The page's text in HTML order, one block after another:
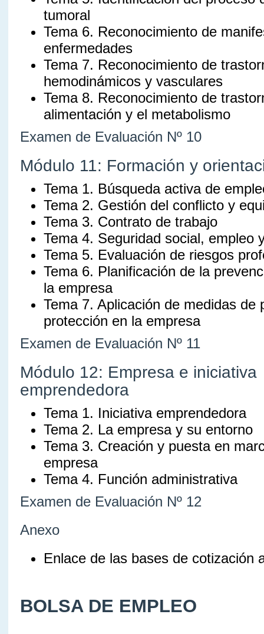
tumoral
Tema 6. Reconocimiento de
enfermedades
Tema 7. Reconocimiento de
hemodinámicos y vasculares
Tema 8. Reconocimiento de
alimentación y el metabolismo
Examen de Evaluación Nº 10
Módulo 11: Formación y
Tema 1. Búsqueda activa de
Tema 2. Gestión del conflicto y
Tema 3. Contrato de trabajo
Tema 4. Seguridad social, empleo
Tema 5. Evaluación de riesgos
Tema 6. Planificación de la
la empresa
Tema 7. Aplicación de medidas de
protección en la empresa
Examen de Evaluación Nº 11
Módulo 12: Empresa e iniciativa
emprendedora
Tema 1. Iniciativa emprendedora
Tema 2. La empresa y su entorno
Tema 3. Creación y puesta en
empresa
Tema 4. Función administrativa
Examen de Evaluación Nº 12
Anexo
Enlace de las bases de cotización
BOLSA DE EMPLEO